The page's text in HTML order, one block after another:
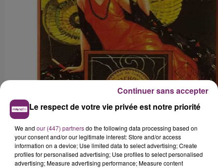
Le respect de votre vie privée est notre priorité
We and our (447) partnersdo the following data processing based on
your consent and/or our legitimate interest: Store and/or access
information on a device; Use limited data to select advertising; Create
profiles for personalised advertising; Use profiles to select personalised
advertising; Measure advertising performance; Measure content
Continuer sans accepter